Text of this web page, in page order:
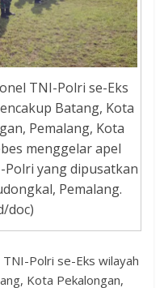
TNI-Polri se-Eks
Batang, Kota
Pemalang, Kota
menggelar apel
Polri yang dipusatkan
Pemalang.
doc)
Polri se-Eks wilayah
Kota Pekalongan,